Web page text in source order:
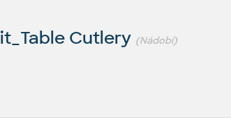
Cutlery (Nádobí)